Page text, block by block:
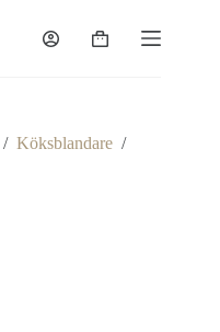
Varukorg
/ Köksblandare /